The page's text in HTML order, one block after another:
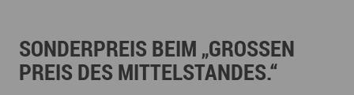
SONDERPREIS BEIM „GROSSEN P
REIS DES MITTELSTANDES.“